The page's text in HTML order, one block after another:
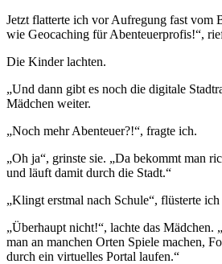
Jetzt flatterte ich vor Aufregung fast vom
wie Geocaching für Abenteuerprofis!“,
Die Kinder lachten.
„Und dann gibt es noch die digitale
Mädchen weiter.
„Noch mehr Abenteuer?!“, fragte ich.
„Oh ja“, grinste sie. „Da bekommt man
und läuft damit durch die Stadt.“
„Klingt erstmal nach Schule“, flüsterte
„Überhaupt nicht!“, lachte das Mädchen.
man an manchen Orten Spiele machen,
durch ein virtuelles Portal laufen.“